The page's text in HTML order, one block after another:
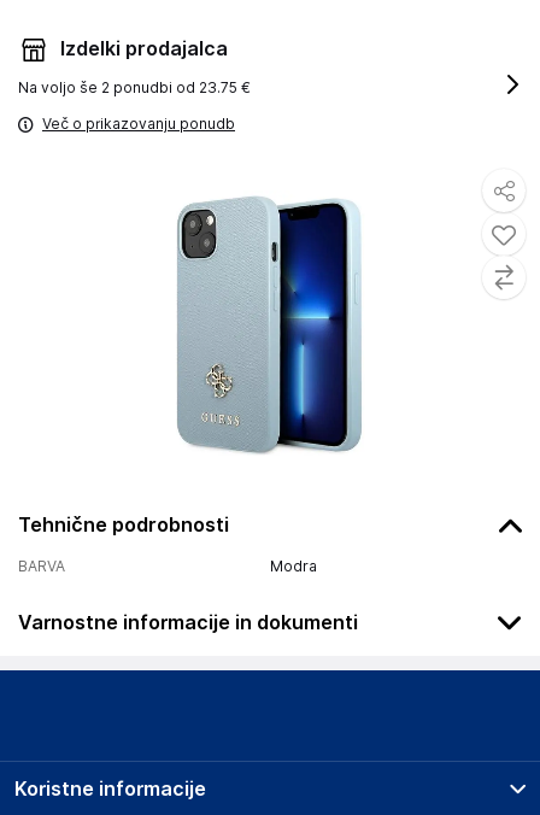
Tehnične podrobnosti
BARVA Modra
Varnostne informacije in dokumenti
Podatki o proizvajalcu
Guess Outlet
Izdelki prodajalca
Na voljo še 2 ponudbi od 23.75 €
Več o prikazovanju ponudb
Koristne informacije